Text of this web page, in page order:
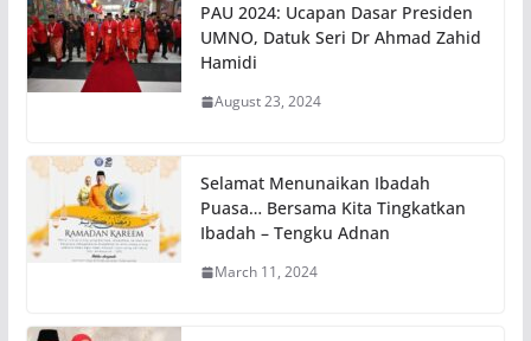
PAU 2024: Ucapan Dasar Presiden
UMNO, Datuk Seri Dr Ahmad Zahid
Hamidi
August 23, 2024
Selamat Menunaikan Ibadah
Puasa… Bersama Kita Tingkatkan
Ibadah – Tengku Adnan
March 11, 2024